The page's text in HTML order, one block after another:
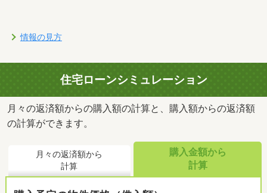
情報の見方
住宅ローンシミュレーション
月々の返済額からの購入額の計算と、購入額からの返済額
の計算ができます。
月々の返済額から
計算
購入金額から
計算